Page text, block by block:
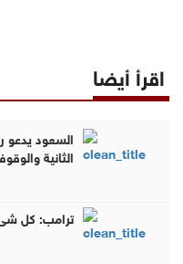
اقرأ أيضا
السعود يدعو
الثانية
ترامب: كل